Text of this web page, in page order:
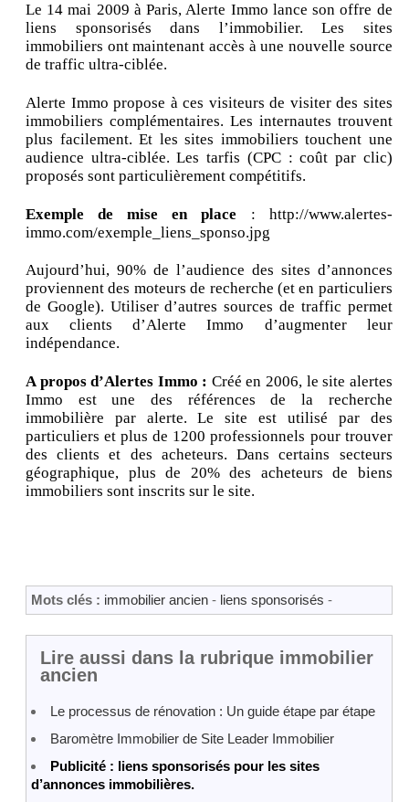
Le 14 mai 2009 à Paris, Alerte Immo lance son offre de
liens sponsorisés dans l’immobilier. Les sites
immobiliers ont maintenant accès à une nouvelle source
de traffic ultra-ciblée.
Alerte Immo propose à ces visiteurs de visiter des sites
immobiliers complémentaires. Les internautes trouvent
plus facilement. Et les sites immobiliers touchent une
audience ultra-ciblée. Les tarfis (CPC : coût par clic)
proposés sont particulièrement compétitifs.
Exemple de mise en place : http://www.alertes-
immo.com/exemple_liens_sponso.jpg
Aujourd’hui, 90% de l’audience des sites d’annonces
proviennent des moteurs de recherche (et en particuliers
de Google). Utiliser d’autres sources de traffic permet
aux clients d’Alerte Immo d’augmenter leur
indépendance.
A propos d’Alertes Immo : Créé en 2006, le site alertes
Immo est une des références de la recherche
immobilière par alerte. Le site est utilisé par des
particuliers et plus de 1200 professionnels pour trouver
des clients et des acheteurs. Dans certains secteurs
géographique, plus de 20% des acheteurs de biens
immobiliers sont inscrits sur le site.
Mots clés : immobilier ancien - liens sponsorisés -
Lire aussi dans la rubrique immobilier
ancien
Le processus de rénovation : Un guide étape par étape
Baromètre Immobilier de Site Leader Immobilier
Publicité : liens sponsorisés pour les sites
d’annonces immobilières.